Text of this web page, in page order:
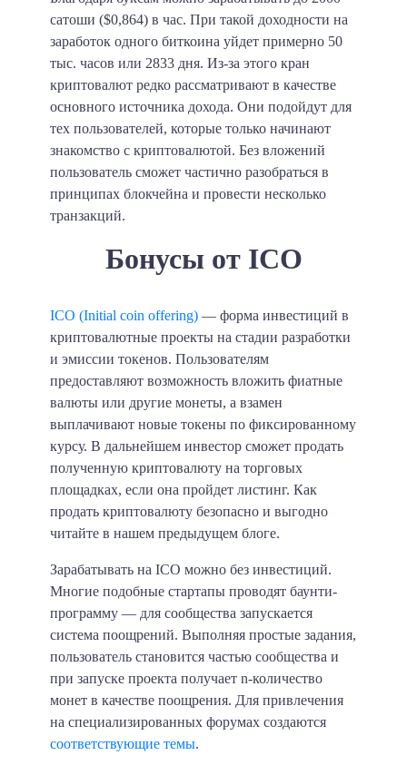
сатоши ($0,864) в час. При такой доходности на
заработок одного биткоина уйдет примерно 50
тыс. часов или 2833 дня. Из-за этого кран
криптовалют редко рассматривают в качестве
основного источника дохода. Они подойдут для
тех пользователей, которые только начинают
знакомство с криптовалютой. Без вложений
пользователь сможет частично разобраться в
принципах блокчейна и провести несколько
транзакций.
Бонусы от ICO
ICO (Initial coin offering) — форма инвестиций в
криптовалютные проекты на стадии разработки
и эмиссии токенов. Пользователям
предоставляют возможность вложить фиатные
валюты или другие монеты, а взамен
выплачивают новые токены по фиксированному
курсу. В дальнейшем инвестор сможет продать
полученную криптовалюту на торговых
площадках, если она пройдет листинг. Как
продать криптовалюту безопасно и выгодно
читайте в нашем предыдущем блоге.
Зарабатывать на ICO можно без инвестиций.
Многие подобные стартапы проводят баунти-
программу — для сообщества запускается
система поощрений. Выполняя простые задания,
пользователь становится частью сообщества и
при запуске проекта получает n-количество
монет в качестве поощрения. Для привлечения
на специализированных форумах создаются
соответствующие темы.